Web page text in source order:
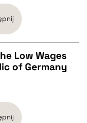
Low Wages
of Germany